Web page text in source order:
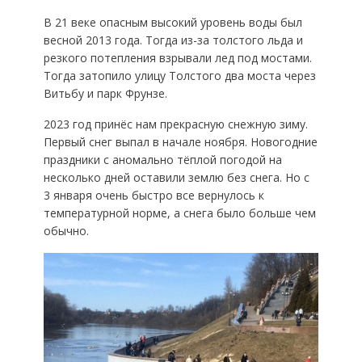
В 21 веке опасным высокий уровень воды был
весной 2013 года. Тогда из-за толстого льда и
резкого потепления взрывали лед под мостами.
Тогда затопило улицу Толстого два моста через
Витьбу и парк Фрунзе.
2023 год принёс нам прекрасную снежную зиму.
Первый снег выпал в начале ноября. Новогодние
праздники с аномально тёплой погодой на
несколько дней оставили землю без снега. Но с
3 января очень быстро все вернулось к
температурной норме, а снега было больше чем
обычно.